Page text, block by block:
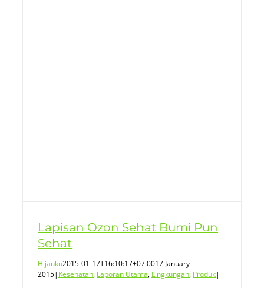
Lapisan Ozon Sehat Bumi Pun
Sehat
Hijauku2015-01-17T16:10:17+07:0017 January
2015| Kesehatan, Laporan Utama, Lingkungan, Produk|